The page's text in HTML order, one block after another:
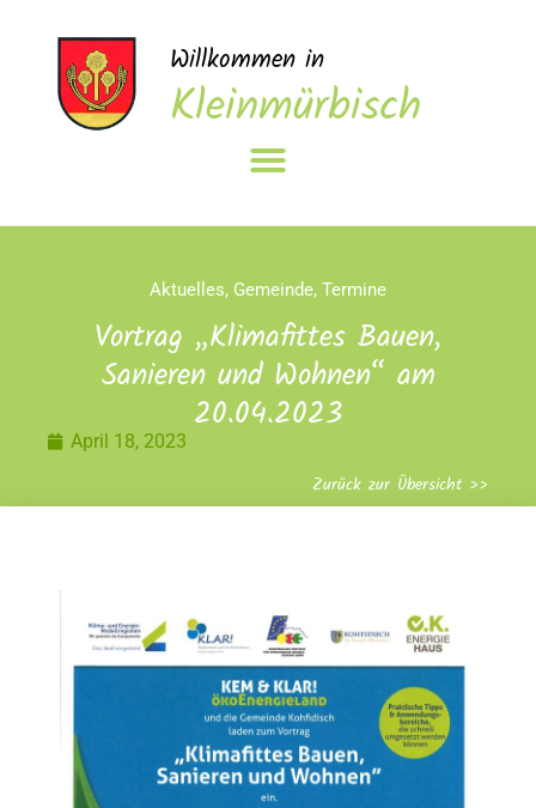
Willkommen in
Kleinmürbisch
Aktuelles, Gemeinde, Termine
Vortrag „Klimafittes Bauen,
Sanieren und Wohnen“ am
20.04.2023
April 18, 2023
Zurück zur Übersicht >>